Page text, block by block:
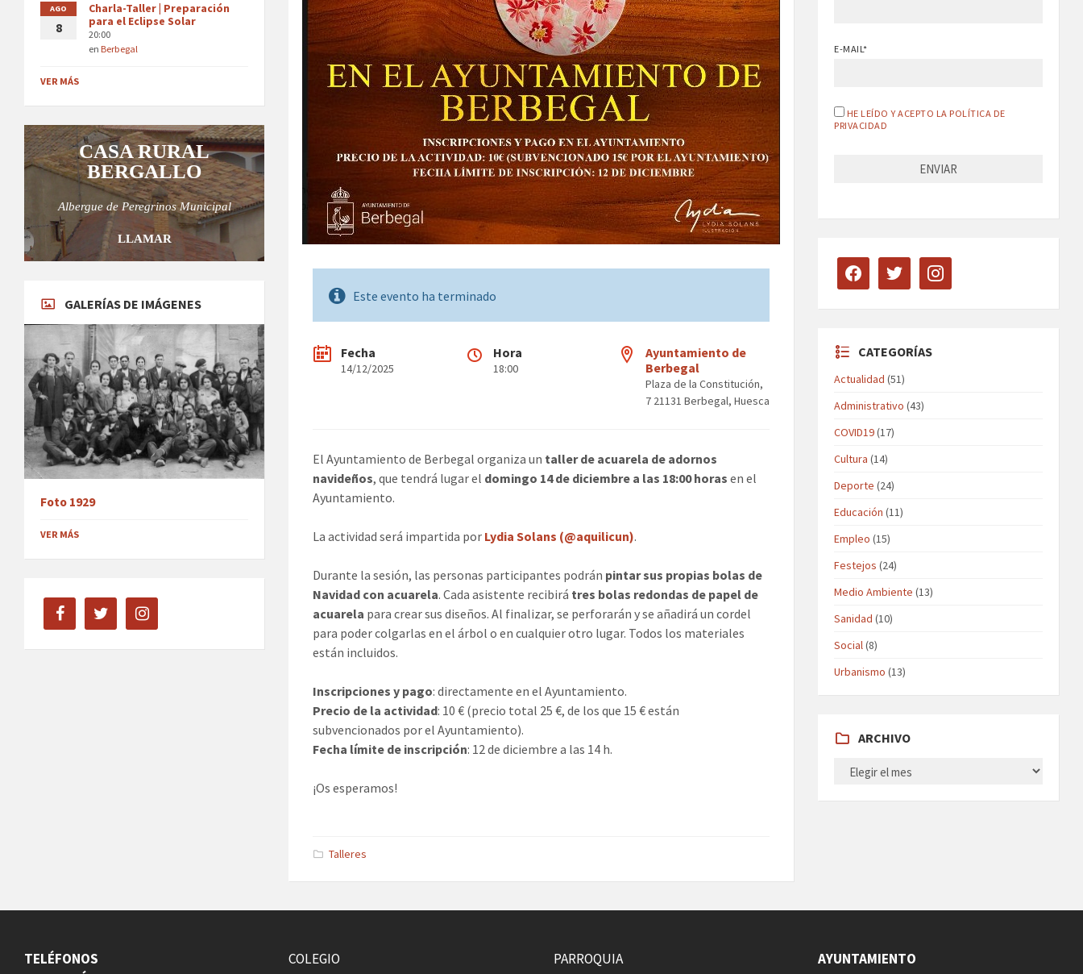
Este evento ha terminado
Fecha
14/12/2025
Hora
18:00
Ayuntamiento de
Berbegal
Plaza de la Constitución,
7 21131 Berbegal, Huesca
El Ayuntamiento de Berbegal organiza un taller de acuarela de adornos
navideños, que tendrá lugar el domingo 14 de diciembre a las 18:00 horas en el
Ayuntamiento.
La actividad será impartida por Lydia Solans (@aquilicun).
Durante la sesión, las personas participantes podrán pintar sus propias bolas de
Navidad con acuarela. Cada asistente recibirá tres bolas redondas de papel de
acuarela para crear sus diseños. Al finalizar, se perforarán y se añadirá un cordel
para poder colgarlas en el árbol o en cualquier otro lugar. Todos los materiales
están incluidos.
Inscripciones y pago: directamente en el Ayuntamiento.
Precio de la actividad: 10 € (precio total 25 €, de los que 15 € están
subvencionados por el Ayuntamiento).
Fecha límite de inscripción: 12 de diciembre a las 14 h.
¡Os esperamos!
Talleres
AGO
8
Charla-Taller | Preparación
para el Eclipse Solar
20:00
en Berbegal
VER MÁS
CASA RURAL
BERGALLO
Albergue de Peregrinos Municipal
LLAMAR
GALERÍAS DE IMÁGENES
Foto 1929
VER MÁS
facebook twitter instagram
E-MAIL*
HE LEÍDO Y ACEPTO LA POLÍTICA DE
PRIVACIDAD
facebook twitter instagram
CATEGORÍAS
Actualidad (51)
Administrativo (43)
COVID19(17)
Cultura (14)
Deporte (24)
Educación (11)
Empleo (15)
Festejos (24)
Medio Ambiente (13)
Sanidad (10)
Social(8)
Urbanismo (13)
ARCHIVO
TELÉFONOS
COLEGIO
PARROQUIA
AYUNTAMIENTO